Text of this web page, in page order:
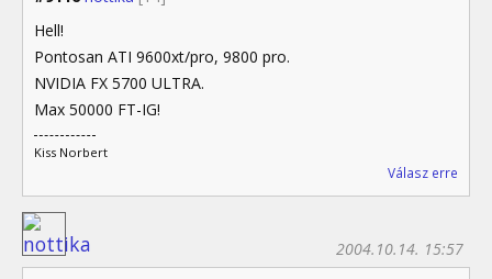
Hell!
Pontosan ATI 9600xt/pro, 9800 pro.
NVIDIA FX 5700 ULTRA.
Max 50000 FT-IG!
Kiss Norbert
Válasz erre
2004.10.14. 15:57